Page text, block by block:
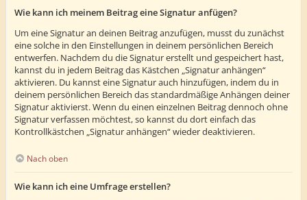
Wie kann ich meinem Beitrag eine Signatur anfügen?
Um eine Signatur an deinen Beitrag anzufügen, musst du zunächst
eine solche in den Einstellungen in deinem persönlichen Bereich
entwerfen. Nachdem du die Signatur erstellt und gespeichert hast,
kannst du in jedem Beitrag das Kästchen „Signatur anhängen“
aktivieren. Du kannst eine Signatur auch hinzufügen, indem du in
deinem persönlichen Bereich das standardmäßige Anhängen deiner
Signatur aktivierst. Wenn du einen einzelnen Beitrag dennoch ohne
Signatur verfassen möchtest, so kannst du dort einfach das
Kontrollkästchen „Signatur anhängen“ wieder deaktivieren.
Nach oben
Wie kann ich eine Umfrage erstellen?